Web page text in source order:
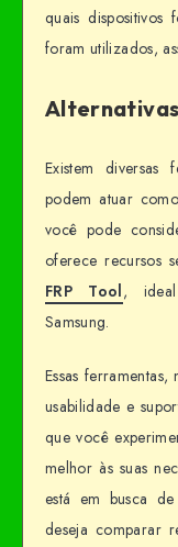
quais dispositivos
foram utilizados,
Existem diversas
podem atuar
você pode
oferece recursos
FRP Tool, ideal
Samsung.
Essas
usabilidade e
que você
melhor às suas
está em busca
deseja comparar